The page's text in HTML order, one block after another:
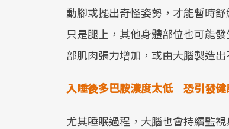
動腳或擺出奇怪姿勢，才能暫時
只是腿上，其他身體部位也可能
部肌肉張力增加，或由大腦製造
入睡後多巴胺濃度太低 恐引發
尤其睡眠過程，大腦也會持續監